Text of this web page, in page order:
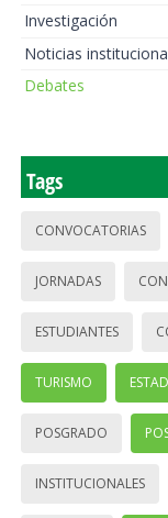
Investigación
Noticias
Debates
Tags
CONVOCATORIAS
JORNADAS
ESTUDIANTES
TURISMO
POSGRADO
INSTITUCIONALES